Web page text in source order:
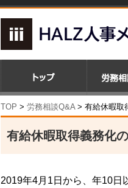
TOP > 労務相談Q&A> 有給休暇取
有給休暇取得義務化
2019年4月1日から、年10日